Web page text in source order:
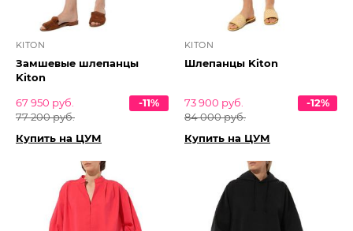
KITON
Замшевые шлепанцы
Kiton
67 950 руб.
77 200 руб.
-11%
Купить на ЦУМ
KITON
Шлепанцы Kiton
73 900 руб.
84 000 руб.
-12%
Купить на ЦУМ